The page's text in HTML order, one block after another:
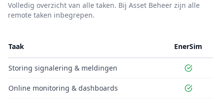
Volledig overzicht van alle taken. Bij Asset Beheer zijn alle
remote taken inbegrepen.
Taak EnerSim
Storing signalering & meldingen
Online monitoring & dashboards